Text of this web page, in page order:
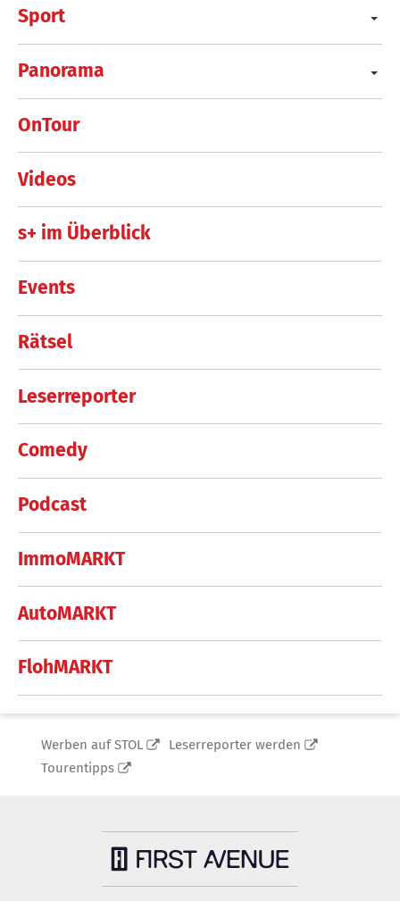
Sport
Panorama
OnTour
Videos
s+ im Überblick
Events
Rätsel
Leserreporter
Comedy
Podcast
ImmoMARKT
AutoMARKT
FlohMARKT
Werben auf STOL
Leserreporter werden
Tourentipps